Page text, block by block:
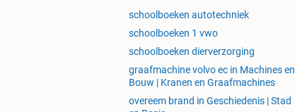
schoolboeken autotechniek
schoolboeken 1 vwo
schoolboeken dierverzorging
graafmachine volvo ec in Machines en
Bouw | Kranen en Graafmachines
overeem brand in Geschiedenis | Stad